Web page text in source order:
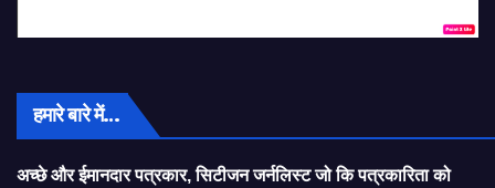
हमारे बारे में…
अच्छे और ईमानदार पत्रकार, सिटीजन जर्नलिस्ट जो कि पत्रकारिता को